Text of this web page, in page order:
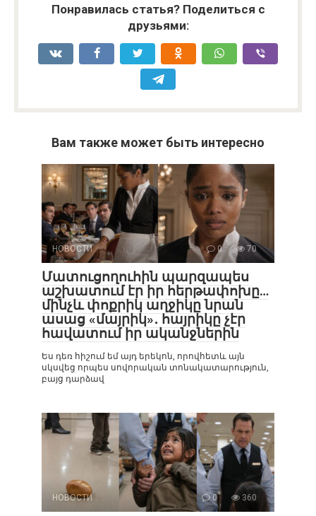
Понравилась статья? Поделиться с
друзьями:
Вам также может быть интересно
НОВОСТИ 0 70
Մատուցողուհին պարզապես
աշխատում էր իր հերթափոխը…
մինչև փոքրիկ աղջիկը նրան
ասաց «մայրիկ»․ հայրիկը չէր
հավատում իր ականջներին
Ես դեռ հիշում եմ այդ երեկոն, որովհետև այն
սկսվեց որպես սովորական տոնակատարություն,
բայց դարձավ
НОВОСТИ 0 360